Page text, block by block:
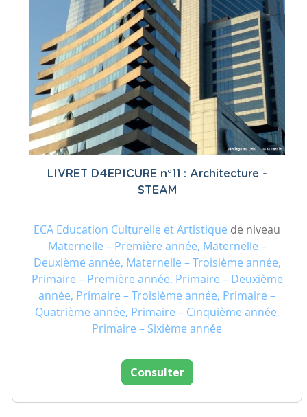
LIVRET D4EPICURE n°11 : Architecture -
STEAM
ECA Education Culturelle et Artistique de niveau
Maternelle – Première année, Maternelle –
Deuxième année, Maternelle – Troisième année,
Primaire – Première année, Primaire – Deuxième
année, Primaire – Troisième année, Primaire –
Quatrième année, Primaire – Cinquième année,
Primaire – Sixième année
Consulter